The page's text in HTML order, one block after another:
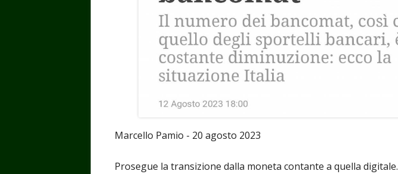
Marcello Pamio - 20 agosto 2023
Prosegue la transizione dalla moneta contante a quella digitale.